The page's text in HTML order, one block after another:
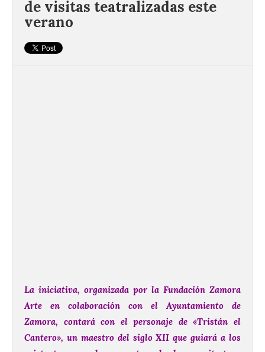
de visitas teatralizadas este
verano
La iniciativa, organizada por la Fundación Zamora
Arte en colaboración con el Ayuntamiento de
Zamora, contará con el personaje de «Tristán el
Cantero», un maestro del siglo XII que guiará a los